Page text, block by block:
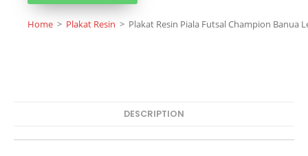
Home > Plakat Resin > Plakat Resin Piala Futsal Champion Banua
DESCRIPTION